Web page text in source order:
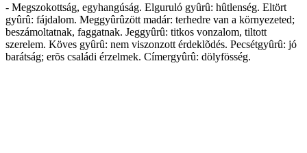
- Megszokottság, egyhangúság. Elguruló gyûrû: hûtlenség. Eltört
gyûrû: fájdalom. Meggyûrûzött madár: terhedre van a környezeted;
beszámoltatnak, faggatnak. Jeggyûrû: titkos vonzalom, tiltott
szerelem. Köves gyûrû: nem viszonzott érdeklõdés. Pecsétgyûrû: jó
barátság; erõs családi érzelmek. Címergyûrû: dölyfösség.